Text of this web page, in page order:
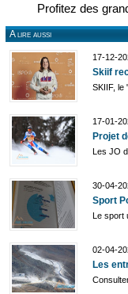
Profitez des
A lire aussi
17-12-
Skiif
SKIIF, le
17-01-
Projet
Les JO
30-04-
Sport
Le sport
02-04-
Les